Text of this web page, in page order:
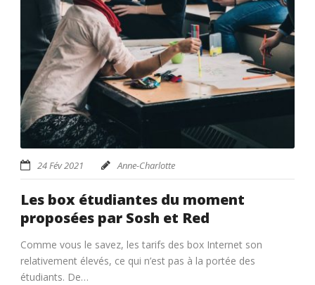
24 Fév 2021 Anne-Charlotte
Les box étudiantes du moment
proposées par Sosh et Red
Comme vous le savez, les tarifs des box Internet son
relativement élevés, ce qui n’est pas à la portée des
étudiants. De…